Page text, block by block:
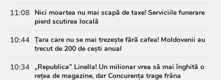
11:08 Nici moartea nu mai scapă de taxe! Serviciile funerare
pierd scutirea locală
10:44 Țara care nu se mai trezește fără cafea! Moldovenii au
trecut de 200 de cești anual
10:34 „Republica” Linella! Un milionar vrea să mai înghită o
rețea de magazine, dar Concurența trage frâna